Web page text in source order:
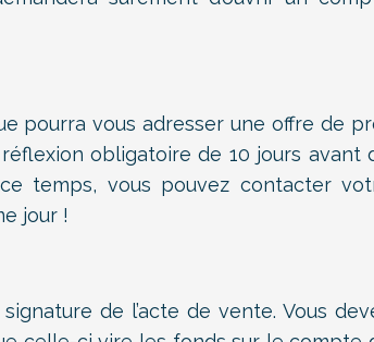
pourra vous adresser une offre de
obligatoire de 10 jours avant
temps, vous pouvez contacter
jour !
de l’acte de vente. Vous